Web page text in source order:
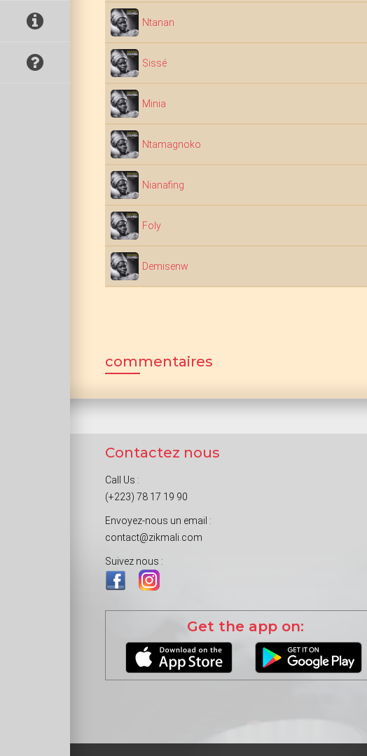
Ntanan
Sissé
Minia
Ntamagnoko
Nianafing
Foly
Demisenw
commentaires
Contactez nous
Call Us :
(+223) 78 17 19 90
Envoyez-nous un email :
contact@zikmali.com
Suivez nous :
Get the app on: